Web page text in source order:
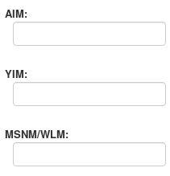
AIM:
YIM:
MSNM/WLM: